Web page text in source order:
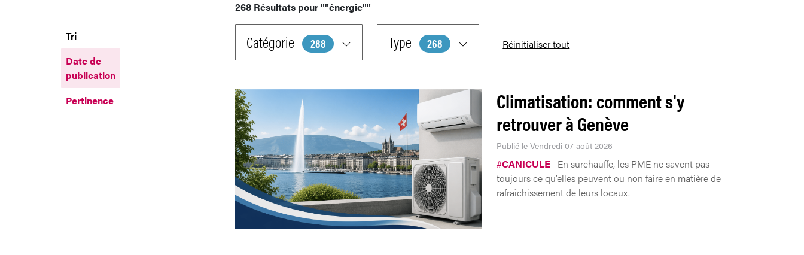
268 Résultats pour""énergie""
Tri
Date de
publication
Pertinence
Catégorie 288 Type 268 Réinitialiser tout
Climatisation: comment s'y
retrouver à Genève
Publié le Vendredi 07 août 2026
#CANICULE En surchauffe, les PME ne savent pas
toujours ce qu’elles peuvent ou non faire en matière de
rafraîchissement de leurs locaux.